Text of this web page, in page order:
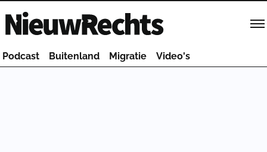
Homepage van NieuwRechts
Podcast Buitenland Migratie Video's